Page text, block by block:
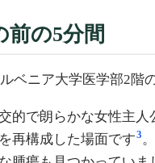
前の5分間
ベニア大学医学部2階
交的で朗らかな女性主
再構成した場面です3